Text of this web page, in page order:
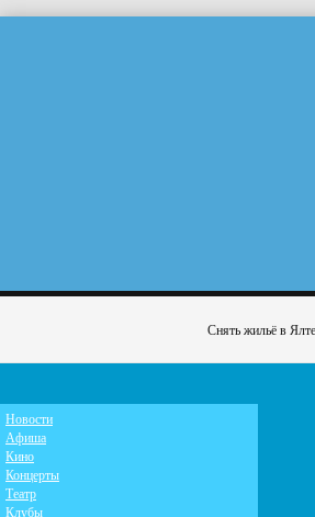
Снять жильё в Ялте
Новости
Афиша
Кино
Концерты
Театр
Клубы